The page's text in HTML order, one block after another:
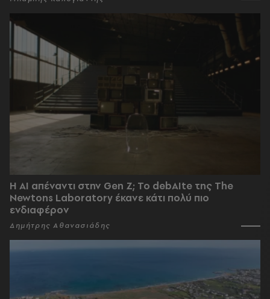
Η AI απέναντι στην Gen Z; Το debAIte της The
Newtons Laboratory έκανε κάτι πολύ πιο
ενδιαφέρον
Δημήτρης Αθανασιάδης